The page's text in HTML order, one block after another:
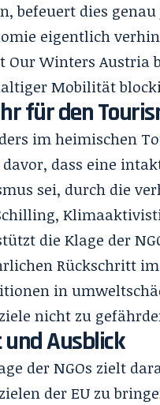
befeuert dies
eigentlich
Our Winters Austria
Mobilität
für den
im heimischen
dass eine
sei, durch die
die Klage der
Rückschritt
in
nicht zu
und Ausblick
der NGOs zielt
der EU zu